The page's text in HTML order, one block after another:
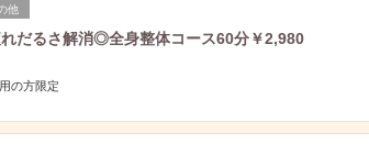
他
だるさ解消◎全身整体コース60分￥2,980
の方限定